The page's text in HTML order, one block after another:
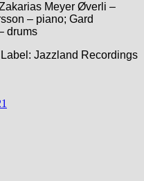
Meyer Øverli –
– piano; Gard
drums
Jazzland Recordings